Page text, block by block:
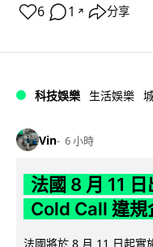
6 1 ↗ 分享
科技娛樂 生活娛樂
Vin 6 小時
法國 8 月 11
Cold Call 違
法國將於 8 月 11 日起實